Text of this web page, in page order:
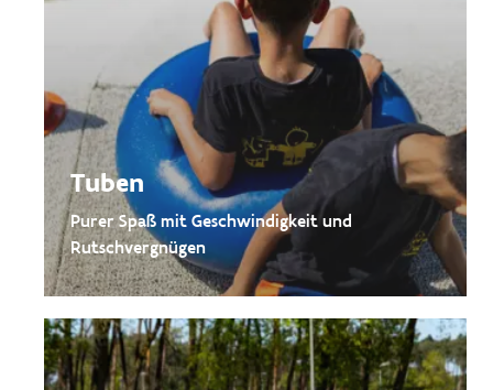
Tuben
Purer Spaß mit Geschwindigkeit und
Rutschvergnügen